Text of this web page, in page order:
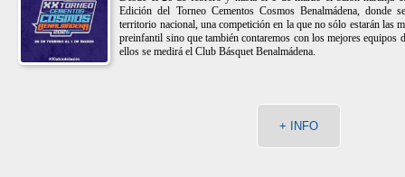
Edición del Torneo Cementos Cosmos Benalmádena, donde
territorio nacional, una competición en la que no sólo estarán las
preinfantil sino que también contaremos con los mejores equipos
ellos se medirá el Club Básquet Benalmádena.
+ INFO